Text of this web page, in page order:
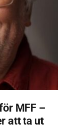
MFF –
att ta ut